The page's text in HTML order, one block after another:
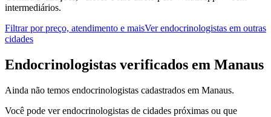
intermediários.
Filtrar por preço, atendimento e maisVerendocrinologistas em outras
cidades
Endocrinologistas verificados em Manaus
Ainda não temos endocrinologistas cadastrados em Manaus.
Você pode verendocrinologistas de cidades próximas ou que